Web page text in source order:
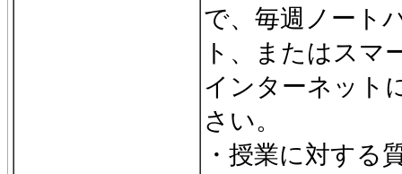
で、毎週ノート
ト、またはスマ
インターネット
さい。
・授業に対する